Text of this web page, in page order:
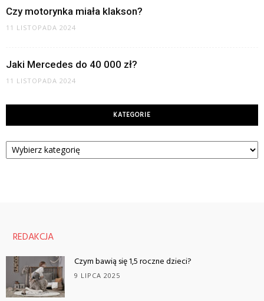
Czy motorynka miała klakson?
11 LISTOPADA 2024
Jaki Mercedes do 40 000 zł?
11 LISTOPADA 2024
KATEGORIE
Kategorie
REDAKCJA
Czym bawią się 1,5 roczne dzieci?
9 LIPCA 2025